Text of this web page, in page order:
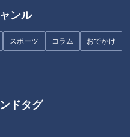
ンル
スポーツ コラム おでかけ
ドタグ
の老舗「タチヤ」。東海3県
こんが13個入って328円。ニ
安さ！ 最大の魅力は、安